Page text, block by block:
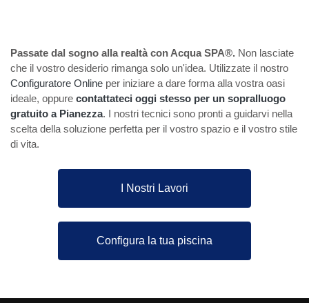
Passate dal sogno alla realtà con Acqua SPA®. Non lasciate
che il vostro desiderio rimanga solo un'idea. Utilizzate il nostro
Configuratore Online per iniziare a dare forma alla vostra oasi
ideale, oppure contattateci oggi stesso per un sopralluogo
gratuito a Pianezza. I nostri tecnici sono pronti a guidarvi nella
scelta della soluzione perfetta per il vostro spazio e il vostro stile
di vita.
I Nostri Lavori
Configura la tua piscina